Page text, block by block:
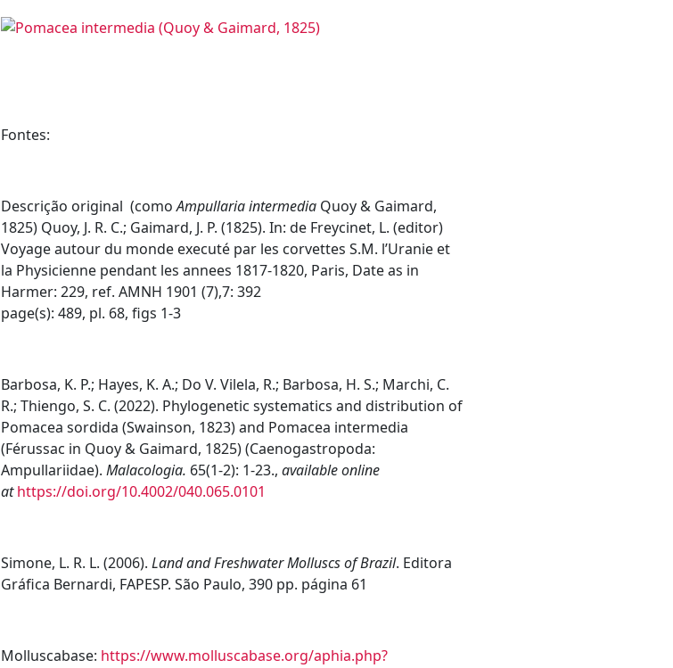
Fontes:
Descrição original (como Ampullaria intermedia Quoy & Gaimard,
1825) Quoy, J. R. C.; Gaimard, J. P. (1825). In: de Freycinet, L. (editor)
Voyage autour du monde executé par les corvettes S.M. l’Uranie et
la Physicienne pendant les annees 1817-1820, Paris, Date as in
Harmer: 229, ref. AMNH 1901 (7),7: 392
page(s): 489, pl. 68, figs 1-3
Barbosa, K. P.; Hayes, K. A.; Do V. Vilela, R.; Barbosa, H. S.; Marchi, C.
R.; Thiengo, S. C. (2022). Phylogenetic systematics and distribution of
Pomacea sordida (Swainson, 1823) and Pomacea intermedia
(Férussac in Quoy & Gaimard, 1825) (Caenogastropoda:
Ampullariidae). Malacologia. 65(1-2): 1-23., available online
at https://doi.org/10.4002/040.065.0101
Simone, L. R. L. (2006). Land and Freshwater Molluscs of Brazil. Editora
Gráfica Bernardi, FAPESP. São Paulo, 390 pp. página 61
Molluscabase: https://www.molluscabase.org/aphia.php?